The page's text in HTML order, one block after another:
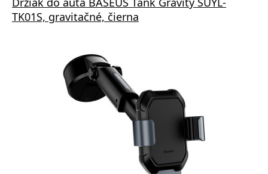
TK01S, gravitačné, čierna